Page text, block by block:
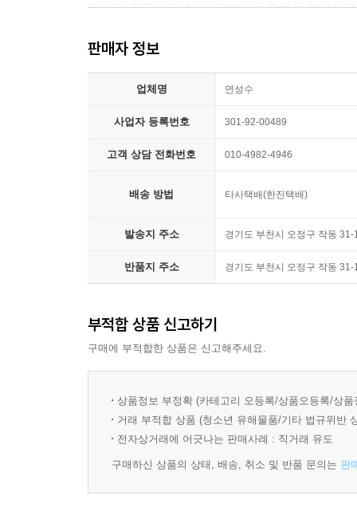
됩니다. 지금 내가 할 수 있는 나눔 활동을 찾아보
나는 어떤 발자취를 남길 수 있을까?
헨리 테이트의 인생을 살펴보면, 그 중심에 예술
나갈 중심이 필요합니다. 헨리 테이트가 예술을
영국 테이트 미술관에서 소장하고 있는
테이트 미술관은 영국국립미술관으로서 위대한
속에 잘 어우러져 있지요. 헨리 테이트의 집에 걸
소통과 나눔으로 예술을 감상하는 법
미술관은 예술 작품을 만나는 공간이면서, 작품
-조장은(국립현대미술관 학예연구관) 추천글 중에
작가는 하고 싶은 이야기를 작품으로 표현하고,
판매자 정보
업체명 연성수
사업자 등록번호 301-92-00489
고객 상담 전화번호 010-4982-4946
배송 방법 타사택배(한진택배)
발송지 주소 경기도 부천시 오정구 작동
반품지 주소 경기도 부천시 오정구 작동
부적합 상품 신고하기
구매에 부적합한 상품은 신고해주세요.
상품정보 부정확 (카테고리 오등록/상품오등록/상
거래 부적합 상품 (청소년 유해물품/기타 법규위반
전자상거래에 어긋나는 판매사례 : 직거래 유도
구매하신 상품의 상태, 배송, 취소 및 반품 문의는 판